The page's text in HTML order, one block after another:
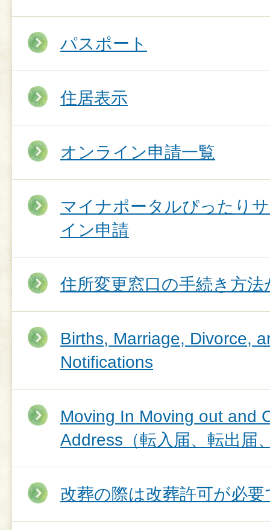
パスポート
住居表示
オンライン申請一覧
マイナポータルぴったり
イン申請
住所変更窓口の手続き方
Births, Marriage, Divorce,
Notifications
Moving In Moving out and
Address（転入届、転出届
改葬の際は改葬許可が必要